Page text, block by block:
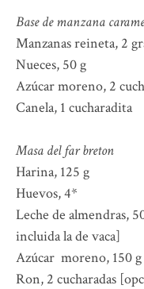
Base de manzana
Manzanas reineta, 2
Nueces, 50 g
Azúcar moreno, 2
Canela, 1 cucharadita
Masa del far breton
Harina, 125 g
Huevos, 4*
Leche de almendras,
incluida la de vaca]
Azúcar moreno, 150 g
Ron, 2 cucharadas